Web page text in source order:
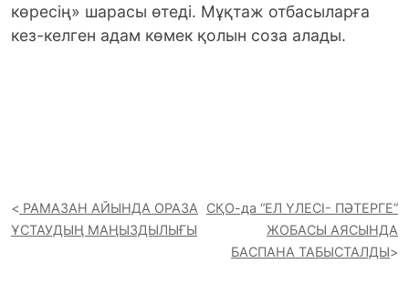
көресің» шарасы өтеді. Мұқтаж отбасыларға
кез-келген адам көмек қолын соза алады.
РАМАЗАН АЙЫНДА ОРАЗА
ҰСТАУДЫҢ МАҢЫЗДЫЛЫҒЫ
СҚО-да “ЕЛ ҮЛЕСІ- ПӘТЕРГЕ”
ЖОБАСЫ АЯСЫНДА
БАСПАНА ТАБЫСТАЛДЫ